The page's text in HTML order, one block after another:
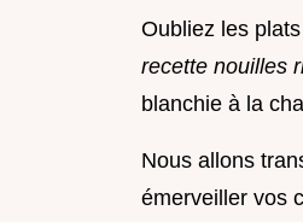
Oubliez les
recette nouilles
blanchie à la
Nous allons
émerveiller vos